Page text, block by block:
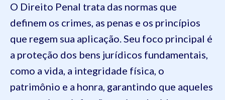
O Direito Penal trata das normas que
definem os crimes, as penas e os princípios
que regem sua aplicação. Seu foco principal é
a proteção dos bens jurídicos fundamentais,
como a vida, a integridade física, o
patrimônio e a honra, garantindo que aqueles